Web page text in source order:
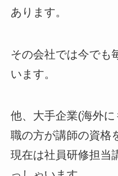
あります。
その会社では今でも
います。
他、大手企業(海外
職の方が講師の資格
現在は社員研修担当